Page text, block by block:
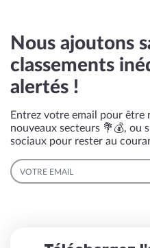
Nous ajoutons
classements
alertés !
Entrez votre email pour être
nouveaux secteurs 💐💰, ou
sociaux pour rester au
EMAIL